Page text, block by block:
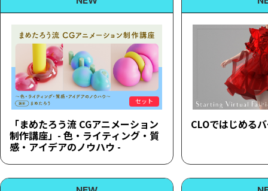
セット
「まめたろう流 CGアニメーション
制作講座」- 色・ライティング・質
感・アイデアのノウハウ -
CLOではじめる